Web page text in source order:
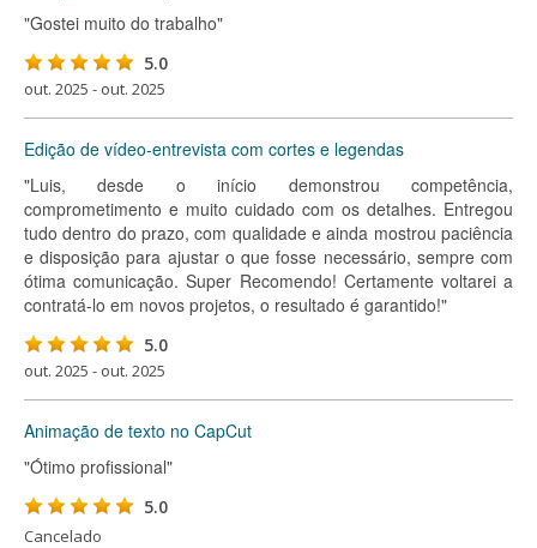
"Gostei muito do trabalho"
5.0
out. 2025 - out. 2025
Edição de vídeo-entrevista com cortes e legendas
"Luis, desde o início demonstrou competência,
comprometimento e muito cuidado com os detalhes. Entregou
tudo dentro do prazo, com qualidade e ainda mostrou paciência
e disposição para ajustar o que fosse necessário, sempre com
ótima comunicação. Super Recomendo! Certamente voltarei a
contratá-lo em novos projetos, o resultado é garantido!"
5.0
out. 2025 - out. 2025
Animação de texto no CapCut
"Ótimo profissional"
5.0
Cancelado